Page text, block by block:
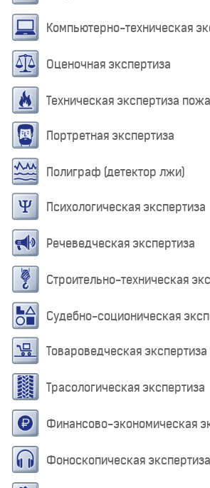
Компьютерно-техническая
Оценочная экспертиза
Техническая экспертиза
Портретная экспертиза
Полиграф (детектор лжи)
Психологическая экспертиза
Речеведческая экспертиза
Строительно-техническая
Судебно-соционическая
Товароведческая экспертиза
Трасологическая экспертиза
Финансово-экономическая
Фоноскопическая экспертиза